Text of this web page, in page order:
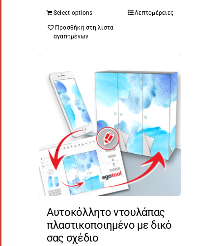
Select options Λεπτομέρειες
Προσθήκη στη λίστα
αγαπημένων
Αυτοκόλλητο ντουλάπας
πλαστικοποιημένο με δικό
σας σχέδιο